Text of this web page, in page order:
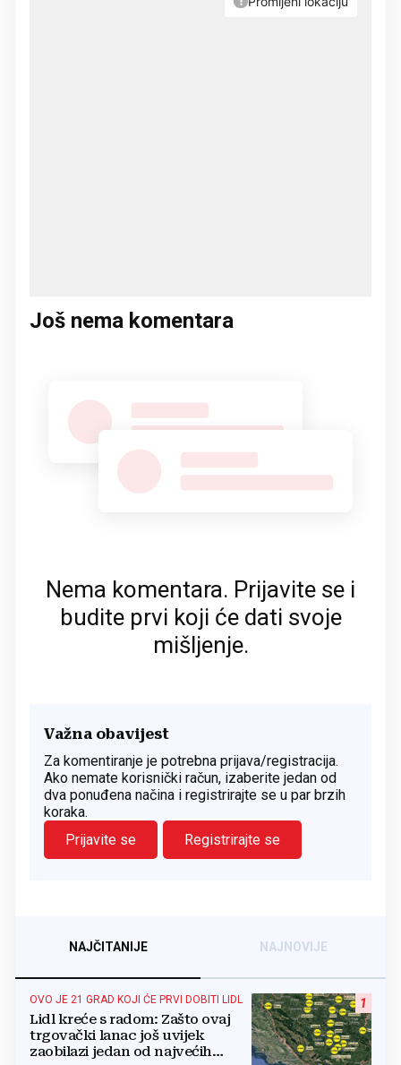
Još nema komentara
Nema komentara. Prijavite se i
budite prvi koji će dati svoje
mišljenje.
Važna obavijest
Za komentiranje je potrebna prijava/registracija.
Ako nemate korisnički račun, izaberite jedan od
dva ponuđena načina i registrirajte se u par brzih
koraka.
Prijavite se
Registrirajte se
NAJČITANIJE NAJNOVIJE
1
OVO JE 21 GRAD KOJI ĆE PRVI DOBITI LIDL
Lidl kreće s radom: Zašto ovaj
trgovački lanac još uvijek
zaobilazi jedan od najvećih